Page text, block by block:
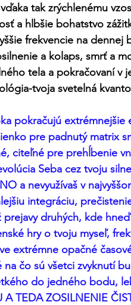
vďaka tak zrýchlenému
a hlbšie bohatstvo
frekvencie na
a kolaps, smrť a
tela a pokračovaní
tvoja svetelná
pokračujú
pre padnutý matrix
citeľné pre prehĺbenie
Seba cez tvoju
a nevyužívaš v
integráciu,
druhých, kde
hry o tvoju myseľ,
extrémne opačné
na čo sú všetci zvyknutí
do jedného bodu,
A TEDA ZOSILNENIE